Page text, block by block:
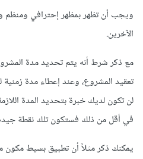
ويجب أن تظهر بمظهر إحترافي ومنظم
الآخرين.
مع ذكر شرط أنه يتم تحديد مدة
تعقيد المشروع، وعند إعطاء مدة زمنية
لن تكون لديك خبرة بتحديد المدة
في أقل من ذلك فستكون تلك نقطة